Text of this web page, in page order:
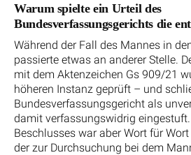
Warum spielte ein Urteil des
Bundesverfassungsgerichts die
Während der Fall des Mannes in
passierte etwas an anderer Stelle.
mit dem Aktenzeichen Gs 909/21
höheren Instanz geprüft – und
Bundesverfassungsgericht als
damit verfassungswidrig
Beschlusses war aber Wort für
der zur Durchsuchung bei dem